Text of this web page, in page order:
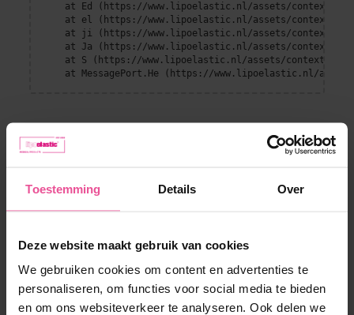
Toestemming Details Over
Deze website maakt gebruik van cookies
We gebruiken cookies om content en advertenties te
personaliseren, om functies voor social media te bieden
en om ons websiteverkeer te analyseren. Ook delen we
at Ed (https://www.lipoelastic.nl/assets/context-
at el (https://www.lipoelastic.nl/assets/context-
at ji (https://www.lipoelastic.nl/assets/context-
at Ja (https://www.lipoelastic.nl/assets/context-
at S (https://www.lipoelastic.nl/assets/context-
at MessagePort.He (https://www.lipoelastic.nl/
Klantenservice
Contact